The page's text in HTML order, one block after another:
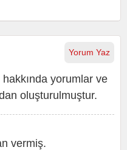
Yorum Yaz
yorumlar ve
oluşturulmuştur.
vermiş.